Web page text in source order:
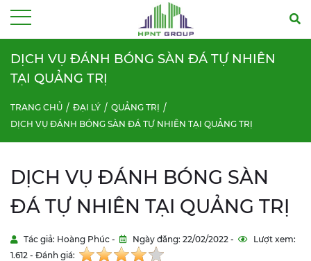
DỊCH VỤ ĐÁNH BÓNG SÀN ĐÁ TỰ NHIÊN
TẠI QUẢNG TRỊ
TRANG CHỦ ĐẠI LÝ
QUẢNG TRỊ
DỊCH VỤ ĐÁNH BÓNG SÀN ĐÁ TỰ NHIÊN TẠI QUẢNG TRỊ
DỊCH VỤ ĐÁNH BÓNG SÀN
ĐÁ TỰ NHIÊN TẠI QUẢNG TRỊ
Tác giả: Hoàng Phúc - Ngày đăng: 22/02/2022 -
Lượt xem:
1.612 - Đánh giá: